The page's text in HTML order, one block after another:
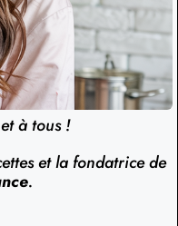
à tous !
et la fondatrice de
.